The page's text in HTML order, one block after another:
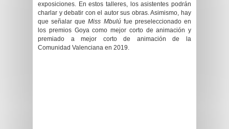
exposiciones. En estos talleres, los asistentes podrán
charlar y debatir con el autor sus obras. Asimismo, hay
que señalar queMiss Mbulúfue preseleccionado en
los premios Goya como mejor corto de animación y
premiado a mejor corto de animación de la
Comunidad Valenciana en 2019.